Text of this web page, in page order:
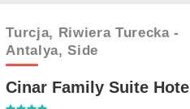
Turcja, Riwiera Turecka -
Antalya,Side
Cinar Family Suite Hotel